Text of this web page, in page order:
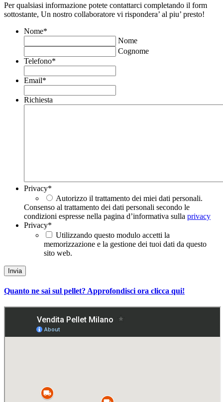
Per qualsiasi informazione potete contattarci completando il form
sottostante, Un nostro collaboratore vi rispondera’ al piu’ presto!
Nome*
Nome
Cognome
Telefono*
Email*
Richiesta
Privacy*
Autorizzo il trattamento dei miei dati personali.
Consenso al trattamento dei dati personali secondo le
condizioni espresse nella pagina d’informativa sulla privacy
Privacy*
Utilizzando questo modulo accetti la
memorizzazione e la gestione dei tuoi dati da questo
sito web.
Quanto ne sai sul pellet? Approfondisci ora clicca qui!